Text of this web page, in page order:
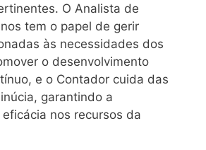
O Analista de
tem o papel de gerir
às necessidades dos
o desenvolvimento
e o Contador cuida das
garantindo a
nos recursos da